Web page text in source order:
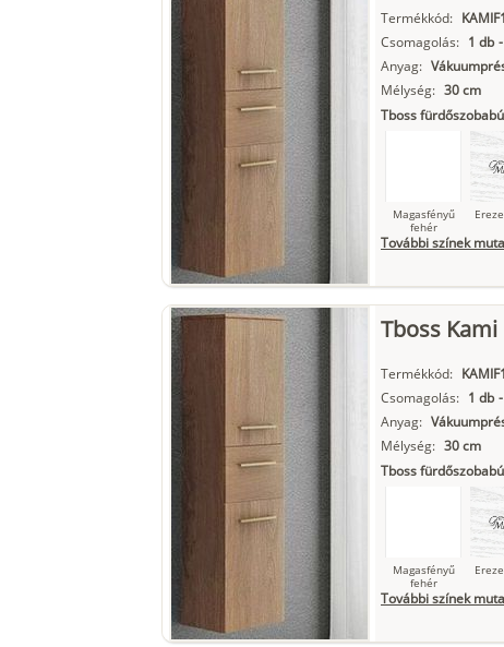
Matt fekete
Termékkód:
Csomagolás: 1 db -
Anyag:
Mélység: 30 cm
Tboss
Magasfényű
fehér
Szupermatt
fehér
Matt fekete
További színek
Tboss
Termékkód:
Csomagolás: 1 db -
Anyag:
Mélység: 30 cm
Tboss
Magasfényű
fehér
További színek